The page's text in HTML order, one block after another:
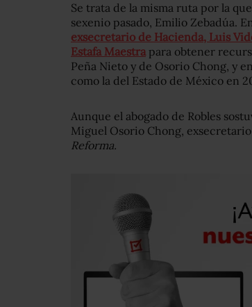
Se trata de la misma ruta por la
sexenio pasado, Emilio Zebadúa.
exsecretario de Hacienda, Luis
Estafa Maestrapara obtener
Peña Nieto y de Osorio Chong, y
como la del Estado de México en
Aunque el abogado de Robles
Miguel Osorio Chong,
Reforma.